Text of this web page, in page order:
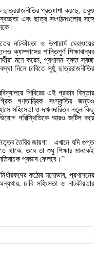
ছাত্ররাজনীতির প্রত্যাশা করছে, তবুও
এবং ছাত্র সংগঠনগুলোর সঙ্গে
নাটকীয়তা ও উপাচার্য ঘেরাওয়ের
ক্যাম্পাসের শান্তিপূর্ণ শিক্ষাবান্ধব
মনে করেন, প্রশাসন দ্রুত স্বচ্ছ
নিলে ঢাবিতে সুষ্ঠু ছাত্ররাজনীতির
শিবিরের এই প্রভাব বিস্তার
গণতান্ত্রিক সংস্কৃতির জন্যও
সহিংসতা ও দখলদারিত্ব নতুন কিছু
পরিস্থিতিকে আরও জটিল করে
তৈরির জায়গা। এখানে যদি গুপ্ত
থাকে, তবে তা শুধু শিক্ষার মানকেই
প্রভাব ফেলবে।”
কঠোর মনোভাব, প্রশাসনের
ঢাবি সহিংসতা ও নাটকীয়তার